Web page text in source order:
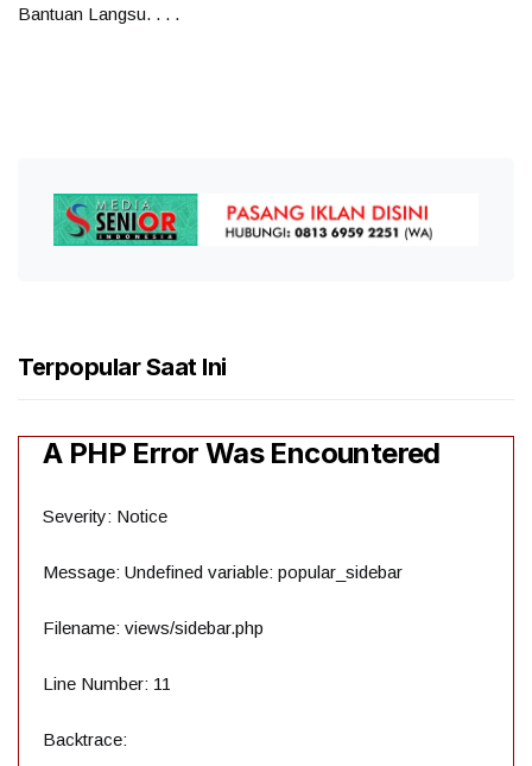
Bantuan Langsu. . . .
Terpopular Saat Ini
A PHP Error Was Encountered
Severity: Notice
Message: Undefined variable: popular_sidebar
Filename: views/sidebar.php
Line Number: 11
Backtrace: